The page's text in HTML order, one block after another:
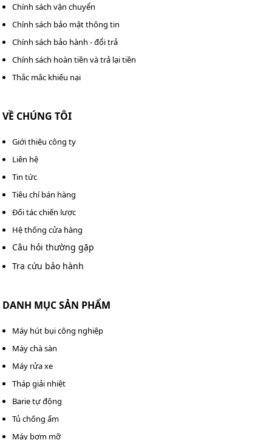
Kumisai KMS25D được ứng dụng làm sạch trong nhiều
không gian khác nhau. Nó có thể đáp ứng được đầy đủ
nhu cầu vệ sinh của người dùng hiện nay như bệnh viện,
khách sạn, quảng trường, trường học,.... Thiết bị hỗ trợ
làm sạch sàn nhà sáng bóng, sạch bong như mới, không
gian thoáng mát, tạo được thiện cảm tốt với mọi người
Chi tiết một số bộ phận của máy chà sàn công nghiệp
Thiết kế hiện đại
Máy chà sàn Kumisai
tượng với ưu điểm nhỏ gọn, dễ sử dụng. Thiết bị có
Chính sách vận chuyển
Chính sách bảo mật thông tin
Chính sách bảo hành - đổi trả
Chính sách hoàn tiền và trả lại tiền
Thắc mắc khiếu nại
VỀ CHÚNG TÔI
Giới thiệu công ty
Liên hệ
Tin tức
Tiêu chí bán hàng
Đối tác chiến lược
Hệ thống cửa hàng
Câu hỏi thường gặp
Tra cứu bảo hành
DANH MỤC SẢN PHẨM
Máy hút bụi công nghiệp
Máy chà sàn
Máy rửa xe
Tháp giải nhiệt
Barie tự động
Tủ chống ẩm
Máy bơm mỡ